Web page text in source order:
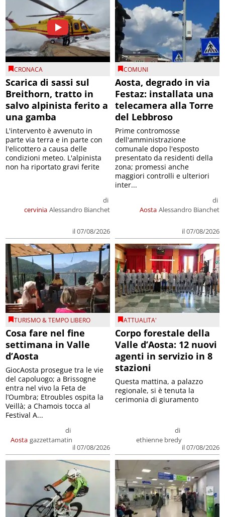
CRONACA
Scarica di sassi sul
Breithorn, tratto in
salvo alpinista ferito a
una gamba
cervinia
di
Alessandro Bianchet
il 07/08/2026
L'intervento è avvenuto in
parte via terra e in parte con
l'elicottero a causa delle
condizioni meteo. L'alpinista
non ha riportato gravi ferite
COMUNI
Aosta, degrado in via
Festaz: installata una
telecamera alla Torre
del Lebbroso
Aosta
di
Alessandro Bianchet
il 07/08/2026
Prime contromosse
dell'amministrazione
comunale dopo l'esposto
presentato da residenti della
zona; promessi anche
maggiori controlli e ulteriori
inter...
TURISMO & TEMPO LIBERO
Cosa fare nel fine
settimana in Valle
d’Aosta
Aosta
di
gazzettamatin
il 07/08/2026
GiocAosta prosegue tra le vie
del capoluogo; a Brissogne
entra nel vivo la Feta de
l’Oumbra; Etroubles ospita la
Veillà; a Chamois tocca al
Festival A...
ATTUALITA'
Corpo forestale della
Valle d’Aosta: 12 nuovi
agenti in servizio in 8
stazioni
di
ethienne bredy
il 07/08/2026
Questa mattina, a palazzo
regionale, si è tenuta la
cerimonia di giuramento